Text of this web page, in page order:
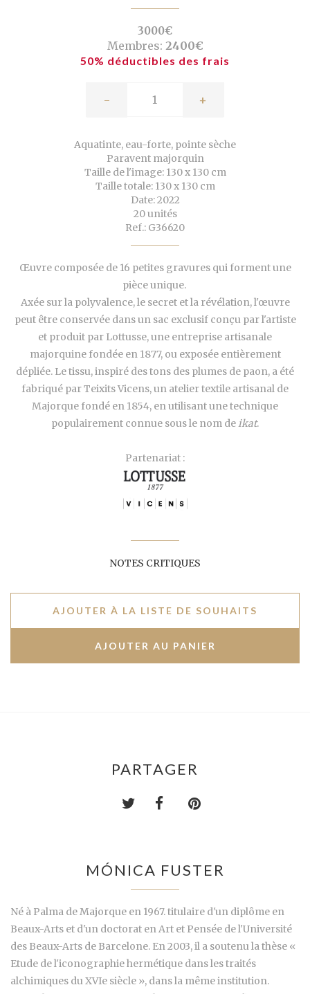
3000€
Membres: 2400€
50% déductibles des frais
- +
Aquatinte, eau-forte, pointe sèche
Paravent majorquin
Taille de l'image: 130 x 130 cm
Taille totale: 130 x 130 cm
Date: 2022
20 unités
Ref.: G36620
Œuvre composée de 16 petites gravures qui forment une
pièce unique.
Axée sur la polyvalence, le secret et la révélation, l'œuvre
peut être conservée dans un sac exclusif conçu par l'artiste
et produit par Lottusse, une entreprise artisanale
majorquine fondée en 1877, ou exposée entièrement
dépliée. Le tissu, inspiré des tons des plumes de paon, a été
fabriqué par Teixits Vicens, un atelier textile artisanal de
Majorque fondé en 1854, en utilisant une technique
populairement connue sous le nom deikat.
Partenariat :
NOTES CRITIQUES
AJOUTER À LA LISTE DE SOUHAITS
PARTAGER
MÓNICA FUSTER
Né à Palma de Majorque en 1967. titulaire d'un diplôme en
Beaux-Arts et d'un doctorat en Art et Pensée de l'Université
des Beaux-Arts de Barcelone. En 2003, il a soutenu la thèse «
Etude de l'iconographie hermétique dans les traités
alchimiques du XVIe siècle », dans la même institution.